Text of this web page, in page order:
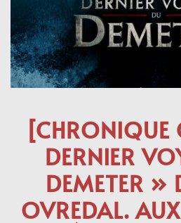
[CHRONIQUE
DERNIER
DEMETER »
OVREDAL.